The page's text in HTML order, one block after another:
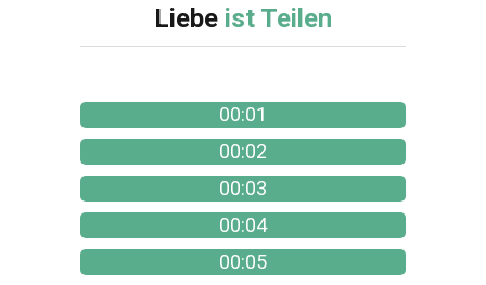
Liebe ist Teilen
00:01
00:02
00:03
00:04
00:05